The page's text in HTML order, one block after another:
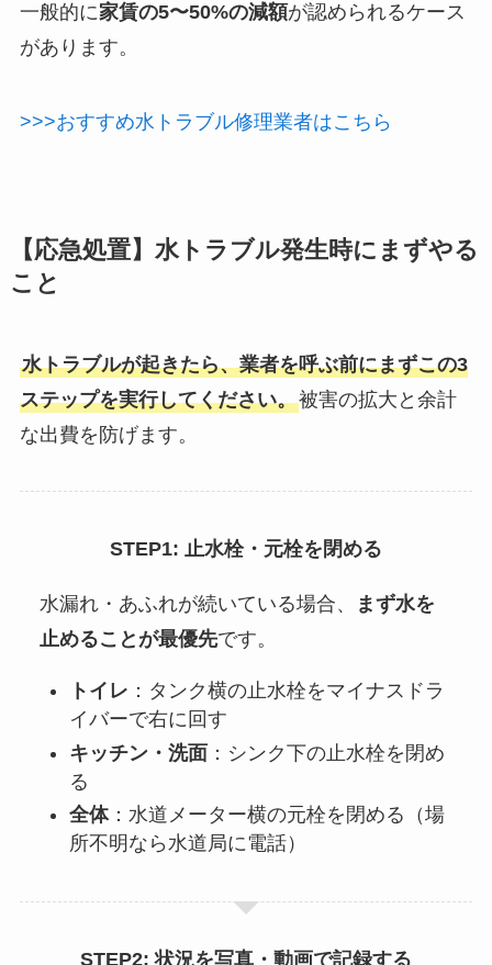
一般的に家賃の5〜50%の減額が認められるケース
があります。
>>>おすすめ水トラブル修理業者はこちら
【応急処置】水トラブル発生時にまずやる
こと
水トラブルが起きたら、業者を呼ぶ前にまずこの3
ステップを実行してください。被害の拡大と余計
な出費を防げます。
STEP1: 止水栓・元栓を閉める
水漏れ・あふれが続いている場合、
まず水を
止めることが最優先です。
トイレ ：タンク横の止水栓をマイナスドラ
イバーで右に回す
キッチン・洗面：シンク下の止水栓を閉め
る
全体：水道メーター横の元栓を閉める（場
所不明なら水道局に電話）
STEP2: 状況を写真・動画で記録する